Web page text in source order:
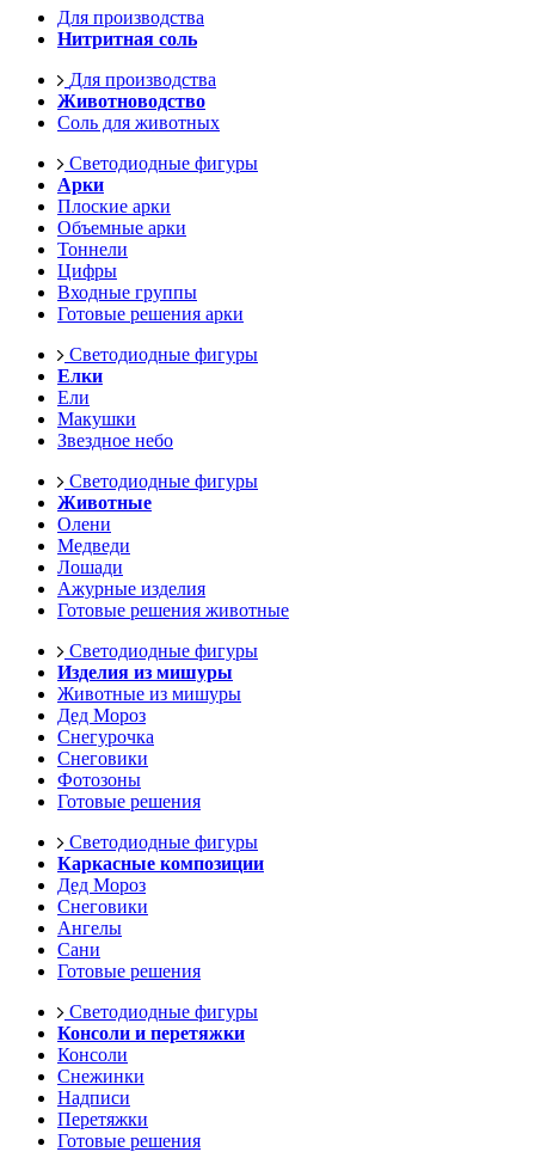
Для производства
Нитритная соль
Для производства
Животноводство
Соль для животных
Светодиодные фигуры
Арки
Плоские арки
Объемные арки
Тоннели
Цифры
Входные группы
Готовые решения арки
Светодиодные фигуры
Елки
Ели
Макушки
Звездное небо
Светодиодные фигуры
Животные
Олени
Медведи
Лошади
Ажурные изделия
Готовые решения животные
Светодиодные фигуры
Изделия из мишуры
Животные из мишуры
Дед Мороз
Снегурочка
Снеговики
Фотозоны
Готовые решения
Светодиодные фигуры
Каркасные композиции
Дед Мороз
Снеговики
Ангелы
Сани
Готовые решения
Светодиодные фигуры
Консоли и перетяжки
Консоли
Снежинки
Надписи
Перетяжки
Готовые решения